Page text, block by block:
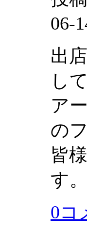
06-
出
し
ア
の
皆
す
0コ